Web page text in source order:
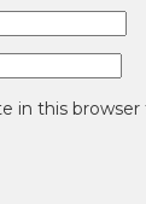
in this